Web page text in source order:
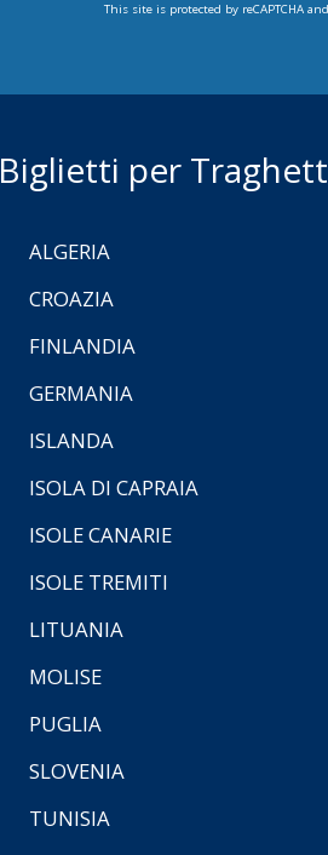
This site is protected by reCAPTCHA
Biglietti per
ALGERIA
CROAZIA
FINLANDIA
GERMANIA
ISLANDA
ISOLA DI CAPRAIA
ISOLE CANARIE
ISOLE TREMITI
LITUANIA
MOLISE
PUGLIA
SLOVENIA
TUNISIA